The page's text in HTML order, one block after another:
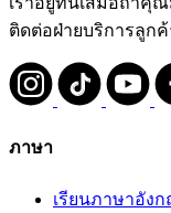
ติดต่อฝ่ายบริการลูกค้
ภาษา
เรียนภาษาอังก